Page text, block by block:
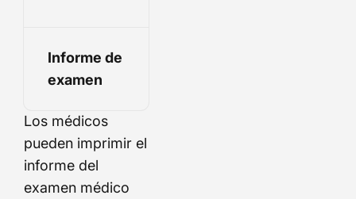
Informe de
examen
Los médicos
pueden imprimir el
informe del
examen médico